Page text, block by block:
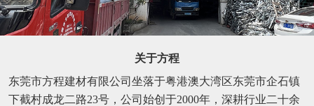
关于方程
东莞市方程建材有限公司坐落于粤港澳大湾区东莞市企石镇
下截村成龙二路23号，公司始创于2000年，深耕行业二十余